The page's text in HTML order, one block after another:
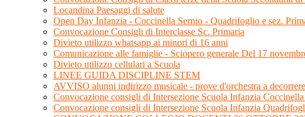
Locandina Paesaggi di salute
Open Day Infanzia - Coccinella Sernio - Quadrifoglio e sez.
Convocazione Consigli di Interclasse Sc. Primaria
Divieto utilizzo whatsapp ai minori di 16 anni
Comunicazione alle famiglie - Sciopero generale Del 17
Divieto utilizzo cellulari a Scuola
LINEE GUIDA DISCIPLINE STEM
AVVISO alunni indirizzo musicale - prove d'orchestra a
Convocazione consigli di Intersezione Scuola Infanzia
Convocazione consigli di Intersezione Scuola Infanzia